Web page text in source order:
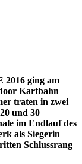
ging am
Kartbahn
traten in zwei
und 30
im Endlauf des
als Siegerin
Schlussrang